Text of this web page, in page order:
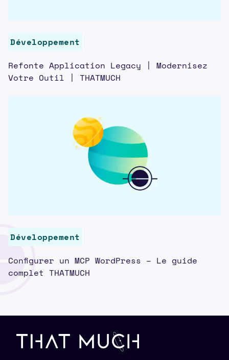
Développement
Refonte Application Legacy | Modernisez
Votre Outil | THATMUCH
Développement
Configurer un MCP WordPress – Le guide
complet THATMUCH
Pied de page